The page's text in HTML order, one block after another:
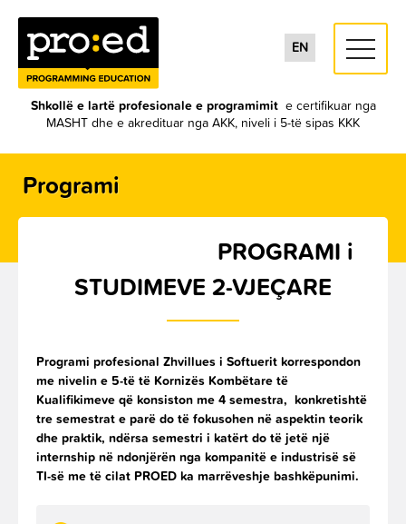
EN
Shkollë e lartë profesionale e programimit e certifikuar nga
MASHT dhe e akredituar nga AKK, niveli i 5-të sipas KKK
toggle
Programi
PROGRAMI i
STUDIMEVE 2-VJEÇARE
Programi profesional Zhvillues i Softuerit korrespondon
me nivelin e 5-të të Kornizës Kombëtare të
Kualifikimeve që konsiston me 4 semestra, konkretishtë
tre semestrat e parë do të fokusohen në aspektin teorik
dhe praktik, ndërsa semestri i katërt do të jetë një
internship në ndonjërën nga kompanitë e industrisë së
TI-së me të cilat PROED ka marrëveshje bashkëpunimi.